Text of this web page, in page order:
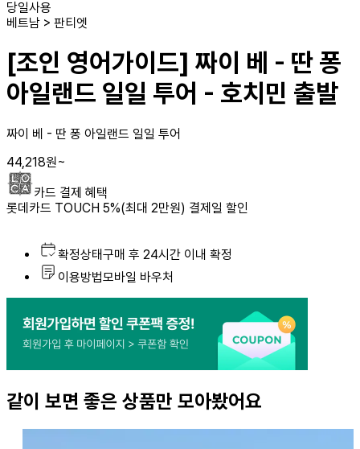
당일사용
베트남 > 판티엣
[조인 영어가이드] 짜이 베 - 딴 퐁
아일랜드 일일 투어 - 호치민 출발
짜이 베 - 딴 퐁 아일랜드 일일 투어
44,218원~
카드 결제 혜택
롯데카드 TOUCH 5%(최대 2만원) 결제일 할인
요
확정상태구매 후 24시간 이내 확정
이용방법모바일 바우처
같이 보면 좋은 상품만 모아봤어요